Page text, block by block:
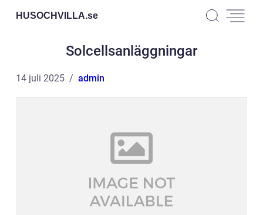
HUSOCHVILLA.se
Solcellsanläggningar
14 juli 2025 admin